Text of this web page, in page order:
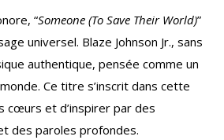
“Someone (To Save Their World)”
universel. Blaze Johnson Jr., sans
authentique, pensée comme un
Ce titre s’inscrit dans cette
cœurs et d’inspirer par des
des paroles profondes.